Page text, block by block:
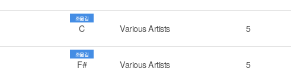
조옮김
C Various Artists 5
조옮김
F# Various Artists 5